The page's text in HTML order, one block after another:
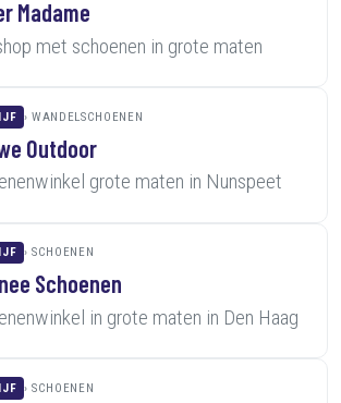
Madame
met schoenen in grote maten
WANDELSCHOENEN
Outdoor
grote maten in Nunspeet
SCHOENEN
Schoenen
in grote maten in Den Haag
SCHOENEN